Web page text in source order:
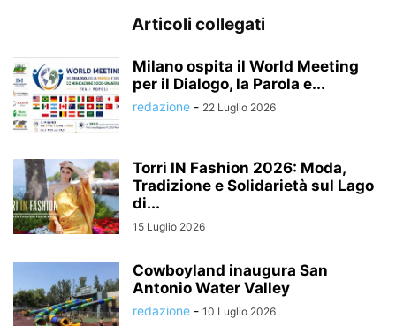
Articoli collegati
Milano ospita il World Meeting
per il Dialogo, la Parola e...
redazione - 22 Luglio 2026
Torri IN Fashion 2026: Moda,
Tradizione e Solidarietà sul Lago
di...
15 Luglio 2026
Cowboyland inaugura San
Antonio Water Valley
redazione - 10 Luglio 2026